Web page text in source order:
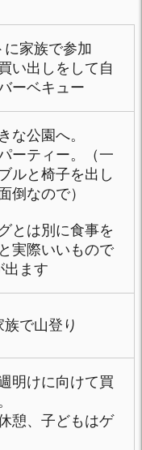
家族で参加
い出しをして自
ーベキュー
な公園へ。
ーティー。（一
ルと椅子を出し
倒なので）
とは別に食事を
実際いいもので
出ます
で山登り
明けに向けて買
憩、子どもはゲ